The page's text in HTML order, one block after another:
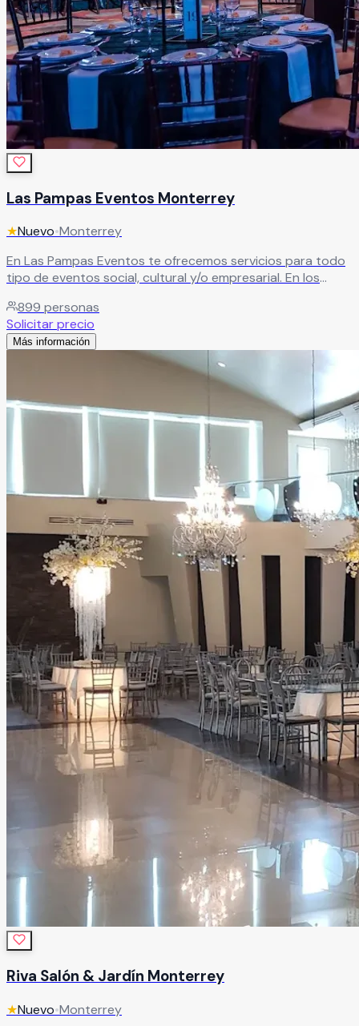
Las Pampas Eventos Monterrey
★Nuevo•Monterrey
En Las Pampas Eventos te ofrecemos servicios para todo
tipo de eventos social, cultural y/o empresarial. En los
todo un acontecimiento.
899 personas
Solicitar precio
Más información
Riva Salón & Jardín Monterrey
★Nuevo•Monterrey